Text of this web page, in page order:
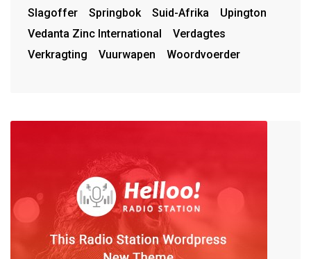
Slagoffer
Springbok Suid-Afrika
Upington
Vedanta Zinc International
Verdagtes
Verkragting
Vuurwapen Woordvoerder